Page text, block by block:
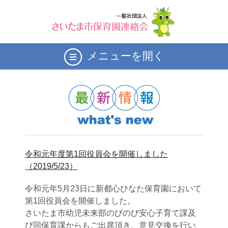
メニューを開く
令和元年度第1回役員会を開催しました
（2019/5/23）
令和元年5月23日に新都心ひなた保育園において
第1回役員会を開催しました。
さいたま市幼児未来部のびのび安心子育て課及
び同保育課からもご出席頂き、意見交換を行い